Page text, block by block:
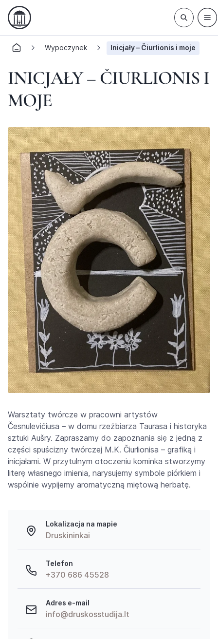
Wypoczynek Inicjały – Čiurlionis i moje
INICJAŁY – ČIURLIONIS I
MOJE
Warsztaty twórcze w pracowni artystów
Česnulevičiusa – w domu rzeźbiarza Taurasa i historyka
sztuki Aušry. Zapraszamy do zapoznania się z jedną z
części spuścizny twórczej M.K. Čiurlionisa – grafiką i
inicjałami. W przytulnym otoczeniu kominka stworzymy
literę własnego imienia, narysujemy symbole piórkiem i
wspólnie wypijemy aromatyczną miętową herbatę.
Lokalizacja na mapie
Druskininkai
Telefon
+370 686 45528
Adres e-mail
info@druskosstudija.lt